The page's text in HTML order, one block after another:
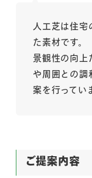
人工芝は住宅
た素材です。
景観性の向上
や周囲との
案を行ってい
ご提案内容